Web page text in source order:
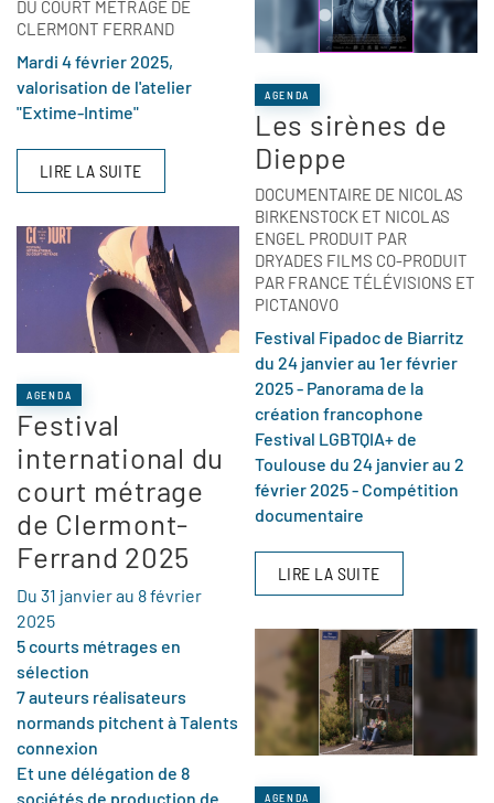
DU COURT MÉTRAGE DE
CLERMONT FERRAND
Mardi 4 février 2025,
valorisation de l'atelier
"Extime-Intime"
LIRE LA SUITE
AGENDA
Festival
international du
court métrage
de Clermont-
Ferrand 2025
Du 31 janvier au 8 février
2025
5 courts métrages en
sélection
7 auteurs réalisateurs
normands pitchentà Talents
connexion
Et une délégation de 8
sociétés de production de
AGENDA
Les sirènes de
Dieppe
DOCUMENTAIRE DE NICOLAS
BIRKENSTOCK ET NICOLAS
ENGEL PRODUIT PAR
DRYADES FILMS CO-PRODUIT
PAR FRANCE TÉLÉVISIONS ET
PICTANOVO
Festival Fipadoc de Biarritz
du 24 janvier au 1er février
2025 - Panorama de la
création francophone
Festival LGBTQIA+ de
Toulouse du 24 janvier au 2
février 2025 - Compétition
documentaire
LIRE LA SUITE
AGENDA